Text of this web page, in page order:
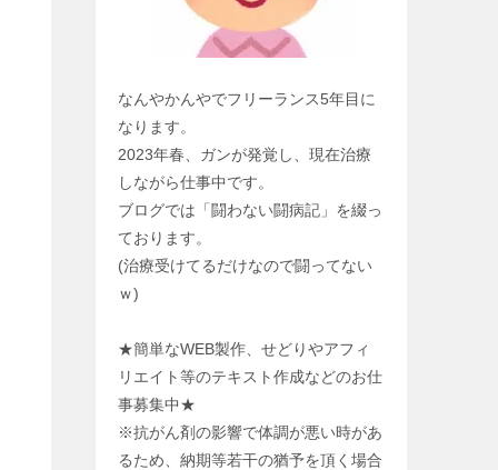
なんやかんやでフリーランス5年目に
なります。
2023年春、ガンが発覚し、現在治療
しながら仕事中です。
ブログでは「闘わない闘病記」を綴っ
ております。
(治療受けてるだけなので闘ってない
ｗ)
★簡単なWEB製作、せどりやアフィ
リエイト等のテキスト作成などのお仕
事募集中★
※抗がん剤の影響で体調が悪い時があ
るため、納期等若干の猶予を頂く場合